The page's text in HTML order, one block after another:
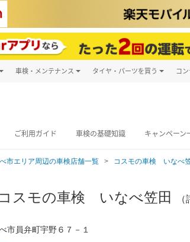
車検・メンテナンス タイヤ・パーツを買う コ
ご利用ガイド 車検の基礎知識 キャンペーン
市エリア周辺の車検店舗一覧 コスモの車検 いなべ
コスモの車検 いなべ笠田
市員弁町宇野６７－１